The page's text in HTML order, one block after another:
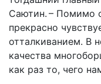
Саютин. – Помимо
прекрасно
отталкиванием. В
качества
как раз то, чего